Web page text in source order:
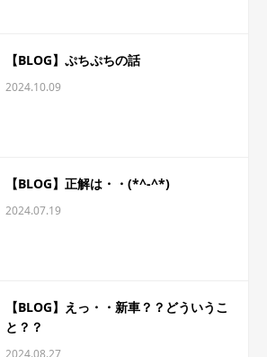
【BLOG】ぷちぷちの話
2024.10.09
【BLOG】正解は・・(*^-^*)
2024.07.19
【BLOG】えっ・・新車？？どういうこ
と？？